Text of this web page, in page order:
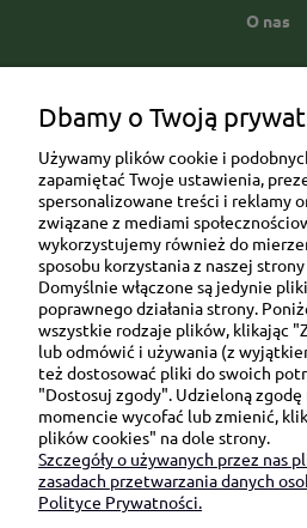
O nas
Ul. Brukowa 6/8
91-341
NIP:
SKONTAKTUJ
sklep@be-
+48 690 172
(pon-pt 9:00 -
Dbamy o Twoją
Używamy plików cookie i
zapamiętać Twoje ustawienia,
spersonalizowane treści i reklamy
związane z mediami
wykorzystujemy również do
sposobu korzystania z naszej
Domyślnie włączone są jedynie
poprawnego działania strony.
wszystkie rodzaje plików, klikając
lub odmówić i używania (z
też dostosować pliki do swoich
"Dostosuj zgody". Udzieloną
momencie wycofać lub zmienić,
plików cookies" na dole strony.
Szczegóły o używanych przez nas
zasadach przetwarzania danych
Polityce Prywatności.